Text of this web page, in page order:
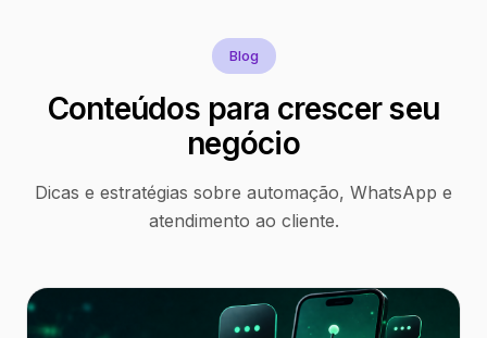
Blog
Conteúdos para crescer seu
negócio
Dicas e estratégias sobre automação, WhatsApp e
atendimento ao cliente.